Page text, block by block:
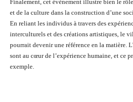
Finalement, cet événement illustre bien le
et de la culture dans la construction d’une
En reliant les individus à travers des
interculturels et des créations artistiques, le
pourrait devenir une référence en la matière.
sont au cœur de l’expérience humaine, et ce
exemple.